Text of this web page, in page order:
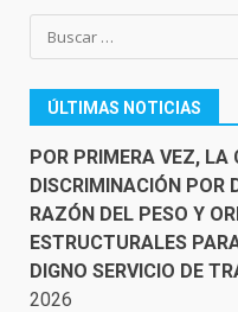
Buscar:
ÚLTIMAS NOTICIAS
POR PRIMERA VEZ, LA
DISCRIMINACIÓN POR
RAZÓN DEL PESO Y
ESTRUCTURALES
DIGNO SERVICIO DE
2026